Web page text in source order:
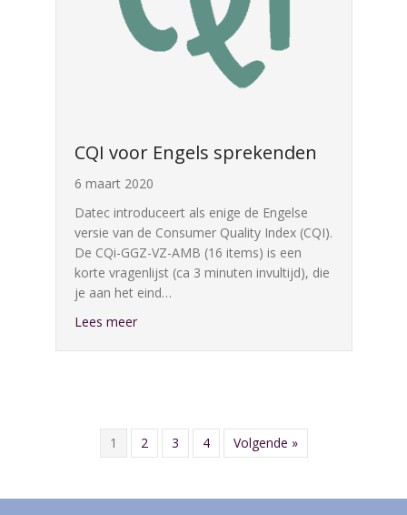
CQI voor Engels sprekenden
6 maart 2020
Datec introduceert als enige de Engelse
versie van de Consumer Quality Index (CQI).
De CQi-GGZ-VZ-AMB (16 items) is een
korte vragenlijst (ca 3 minuten invultijd), die
je aan het eind…
Lees meerabout CQI voor Engels sprekenden
1 2 3 4 Volgende »